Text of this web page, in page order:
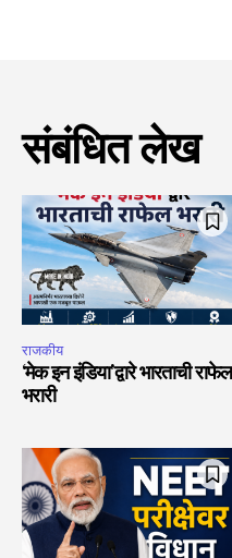
संबंधित लेख
राजकीय
‘मेक इन इंडिया’द्वारे भारताची राफेल
भरारी